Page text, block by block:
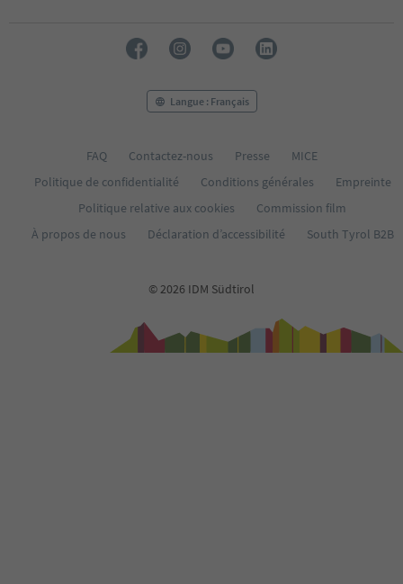
Langue : Français
FAQ Contactez-nous Presse
MICE
Politique de confidentialité
Conditions générales
Empreinte
Politique relative aux cookies
Commission film
À propos de nous
Déclaration d’accessibilité South Tyrol B2B
© 2026 IDM Südtirol